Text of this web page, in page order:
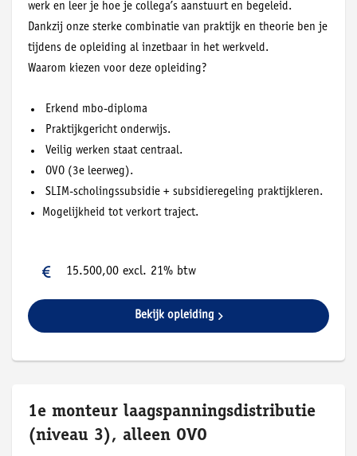
werk en leer je hoe je collega’s aanstuurt en begeleid.
Dankzij onze sterke combinatie van praktijk en theorie ben je
tijdens de opleiding al inzetbaar in het werkveld.
Waarom kiezen voor deze opleiding?
Erkend mbo-diploma
Praktijkgericht onderwijs.
Veilig werken staat centraal.
OVO (3e leerweg).
SLIM-scholingssubsidie + subsidieregeling praktijkleren.
Mogelijkheid tot verkort traject.
15.500,00 excl. 21% btw
Bekijk opleiding
1e monteur laagspanningsdistributie
(niveau 3), alleen OVO